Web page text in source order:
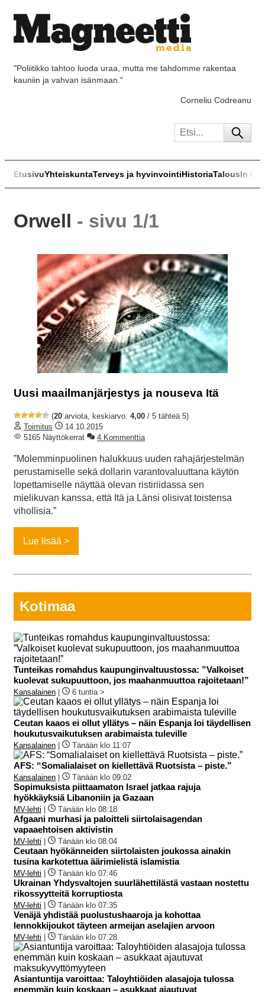
"Poliitikko tahtoo luoda uraa, mutta me tahdomme rakentaa
kauniin ja vahvan isänmaan."
Corneliu Codreanu
EtusivuYhteiskuntaTerveys ja hyvinvointiHistoriaTalousIn
Orwell - sivu 1/1
Uusi maailmanjärjestys ja nouseva Itä
(20 arviota, keskiarvo: 4,00 / 5 tähteä 5)
Toimitus
14.10.2015
5165 Näyttökerrat
4 Kommenttia
”Molemminpuolinen halukkuus uuden rahajärjestelmän
perustamiselle sekä dollarin varantovaluuttana käytön
lopettamiselle näyttää olevan ristiriidassa sen
mielikuvan kanssa, että Itä ja Länsi olisivat toistensa
vihollisia.”
Lue lisää
Kotimaa
Tunteikas romahdus kaupunginvaltuustossa: ”Valkoiset
kuolevat sukupuuttoon, jos maahanmuuttoa rajoitetaan!”
Kansalainen 6 tuntia >
Ceutan kaaos ei ollut yllätys – näin Espanja loi täydellisen
houkutusvaikutuksen arabimaista tuleville
Kansalainen Tänään klo 11:07
AFS: “Somalialaiset on kiellettävä Ruotsista – piste.”
Kansalainen Tänään klo 09:02
Sopimuksista piittaamaton Israel jatkaa rajuja
hyökkäyksiä Libanoniin ja Gazaan
MV-lehti Tänään klo 08:18
Afgaani murhasi ja paloitteli siirtolaisagendan
vapaaehtoisen aktivistin
MV-lehti Tänään klo 08:04
Ceutaan hyökänneiden siirtolaisten joukossa ainakin
tusina karkotettua äärimielistä islamistia
MV-lehti Tänään klo 07:46
Ukrainan Yhdysvaltojen suurlähettilästä vastaan nostettu
rikossyytteitä korruptiosta
MV-lehti Tänään klo 07:35
Venäjä yhdistää puolustushaaroja ja kohottaa
lennokkijoukot täyteen armeijan aselajien arvoon
MV-lehti Tänään klo 07:28
Asiantuntija varoittaa: Taloyhtiöiden alasajoja tulossa
enemmän kuin koskaan – asukkaat ajautuvat